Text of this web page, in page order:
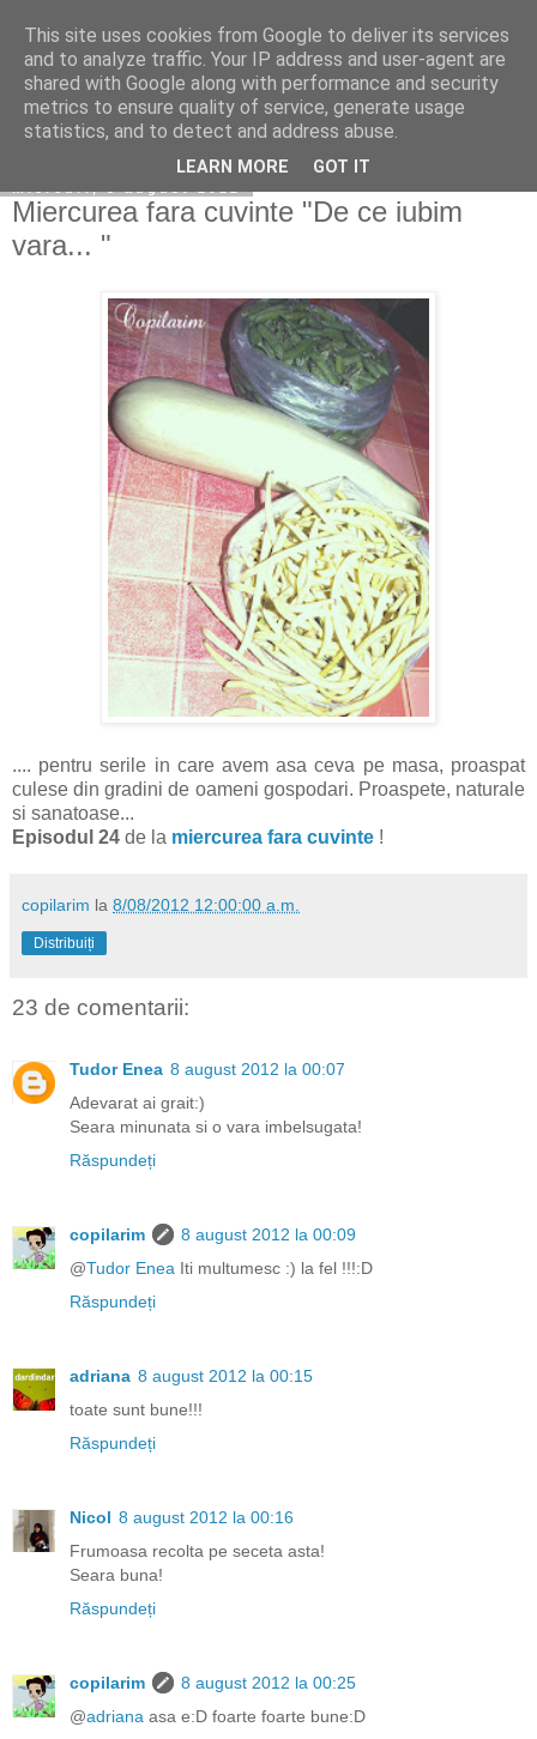
Copilarim
Miercurea fara cuvinte "De ce iubim
vara... "
.... pentru serile in care avem asa ceva pe masa, proaspat
culese din gradini de oameni gospodari. Proaspete, naturale
si sanatoase...
Episodul 24 de la miercurea fara cuvinte !
copilarim la 8/08/2012 12:00:00 a.m.
Distribuiți
23 de comentarii:
Tudor Enea 8 august 2012 la 00:07
Adevarat ai grait:)
Seara minunata si o vara imbelsugata!
Răspundeți
copilarim
8 august 2012 la 00:09
@Tudor Enea Iti multumesc :) la fel !!!:D
Răspundeți
adriana 8 august 2012 la 00:15
toate sunt bune!!!
Răspundeți
Nicol 8 august 2012 la 00:16
Frumoasa recolta pe seceta asta!
Seara buna!
Răspundeți
copilarim
8 august 2012 la 00:25
@adriana asa e:D foarte foarte bune:D
This site uses cookies from Google to deliver its services
and to analyze traffic. Your IP address and user-agent are
shared with Google along with performance and security
metrics to ensure quality of service, generate usage
statistics, and to detect and address abuse.
LEARN MORE GOT IT